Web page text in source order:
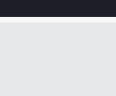
您的